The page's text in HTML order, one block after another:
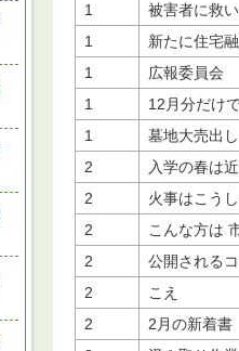
1
被害者に救
1
新たに住宅
1
広報委員会
1
12月分だけ
1
墓地大売出し
2
入学の春は
2
火事はこう
2
こんな方は
2
公開される
2
こえ
2
2月の新着書